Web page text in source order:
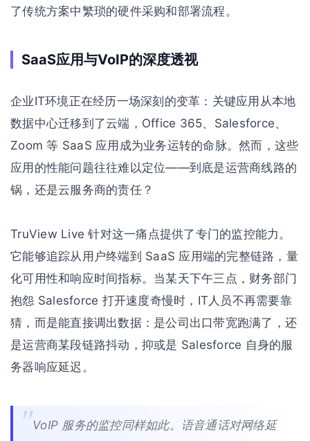
了传统方案中繁琐的硬件采购和部署流程。
SaaS应用与VoIP的深度透视
企业IT环境正在经历一场深刻的变革：关键应用从本地
数据中心迁移到了云端，Office 365、Salesforce、
Zoom 等 SaaS 应用成为业务运转的命脉。然而，这些
应用的性能问题往往难以定位——到底是运营商线路的
锅，还是云服务商的责任？
TruView Live 针对这一痛点提供了专门的监控能力。
它能够追踪从用户终端到 SaaS 应用端的完整链路，量
化可用性和响应时间指标。当某天下午三点，财务部门
抱怨 Salesforce 打开速度奇慢时，IT人员不再需要靠
猜，而是能直接调出数据：是公司出口带宽跑满了，还
是运营商某段链路抖动，抑或是 Salesforce 自身的服
务器响应延迟。
VoIP 服务的监控同样如此。语音通话对网络延